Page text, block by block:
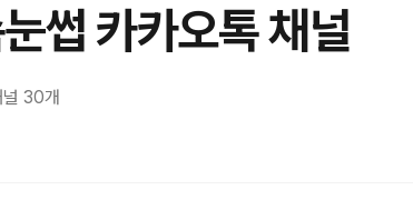
썹 카카오톡 채널
널 30개